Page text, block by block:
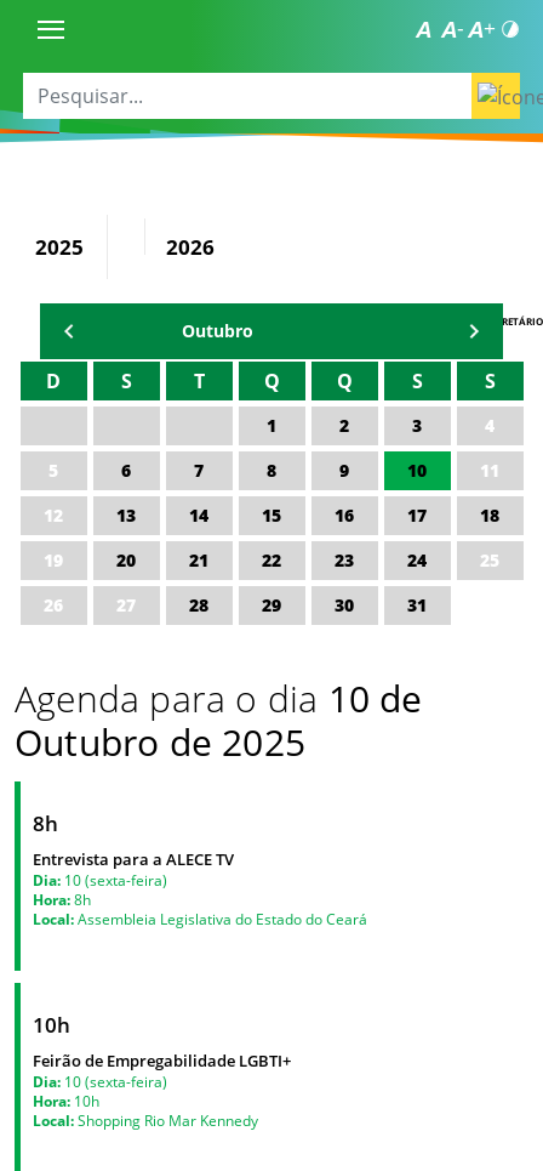
2025 2026
AGENDA DO SECRETÁRIO
Outubro
D S T Q Q S S
1 2 3
4
5
6 7 8 9 10
11
12
13 14 15 16 17
18
19
20 21 22 23 24
25
26
27 28 29 30 31
Agenda para o dia 10 de
Outubro de 2025
8h
Entrevista para a ALECE TV
Dia: 10 (sexta-feira)
Hora:8h
Local:Assembleia Legislativa do Estado do Ceará
10h
Feirão de Empregabilidade LGBTI+
Dia: 10 (sexta-feira)
Hora: 10h
Local:Shopping Rio Mar Kennedy